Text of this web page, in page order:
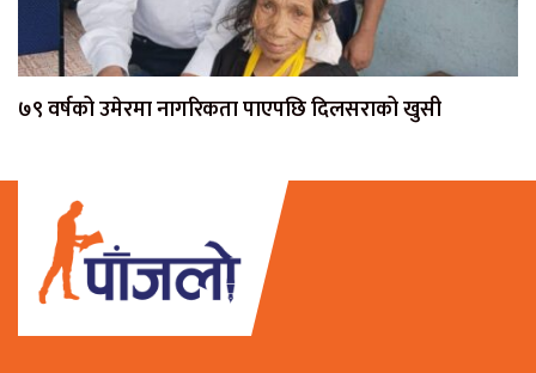
७९ वर्षको उमेरमा नागरिकता पाएपछि दिलसराको खुसी